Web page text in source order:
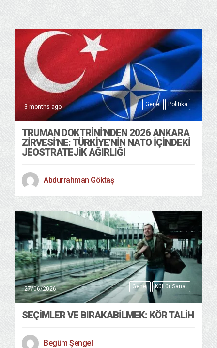
Genel Politika
3 months ago
TRUMAN DOKTRINI’NDEN 2026 ANKARA
ZIRVESI’NE: TÜRKIYE’NIN NATO İÇINDEKI
JEOSTRATEJIK AĞIRLIĞI
Abdurrahman Göktaş
Genel Kültür Sanat
27/06/2026
SEÇIMLER VE BIRAKABILMEK: KÖR TALIH
Begüm Şengel